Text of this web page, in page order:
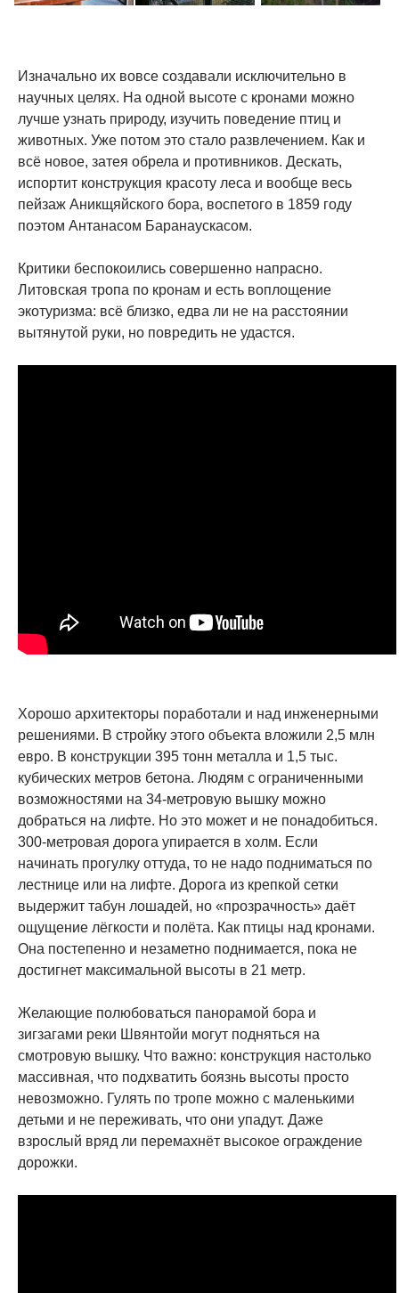
Изначально их вовсе создавали исключительно в
научных целях. На одной высоте с кронами можно
лучше узнать природу, изучить поведение птиц и
животных. Уже потом это стало развлечением. Как и
всё новое, затея обрела и противников. Дескать,
испортит конструкция красоту леса и вообще весь
пейзаж Аникщяйского бора, воспетого в 1859 году
поэтом Антанасом Баранаускасом.
Критики беспокоились совершенно напрасно.
Литовская тропа по кронам и есть воплощение
экотуризма: всё близко, едва ли не на расстоянии
вытянутой руки, но повредить не удастся.
Хорошо архитекторы поработали и над инженерными
решениями. В стройку этого объекта вложили 2,5 млн
евро. В конструкции 395 тонн металла и 1,5 тыс.
кубических метров бетона. Людям с ограниченными
возможностями на 34-метровую вышку можно
добраться на лифте. Но это может и не понадобиться.
300-метровая дорога упирается в холм. Если
начинать прогулку оттуда, то не надо подниматься по
лестнице или на лифте. Дорога из крепкой сетки
выдержит табун лошадей, но «прозрачность» даёт
ощущение лёгкости и полёта. Как птицы над кронами.
Она постепенно и незаметно поднимается, пока не
достигнет максимальной высоты в 21 метр.
Желающие полюбоваться панорамой бора и
зигзагами реки Швянтойи могут подняться на
смотровую вышку. Что важно: конструкция настолько
массивная, что подхватить боязнь высоты просто
невозможно. Гулять по тропе можно с маленькими
детьми и не переживать, что они упадут. Даже
взрослый вряд ли перемахнёт высокое ограждение
дорожки.